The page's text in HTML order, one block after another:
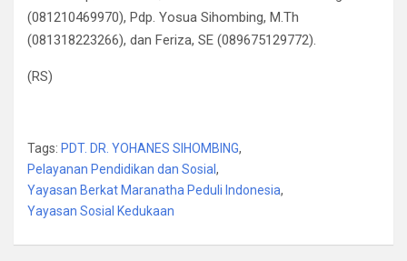
(081210469970), Pdp. Yosua Sihombing, M.Th
(081318223266), dan Feriza, SE (089675129772).
(RS)
Tags: PDT. DR. YOHANES SIHOMBING,
Pelayanan Pendidikan dan Sosial ,
Yayasan Berkat Maranatha Peduli Indonesia,
Yayasan Sosial Kedukaan